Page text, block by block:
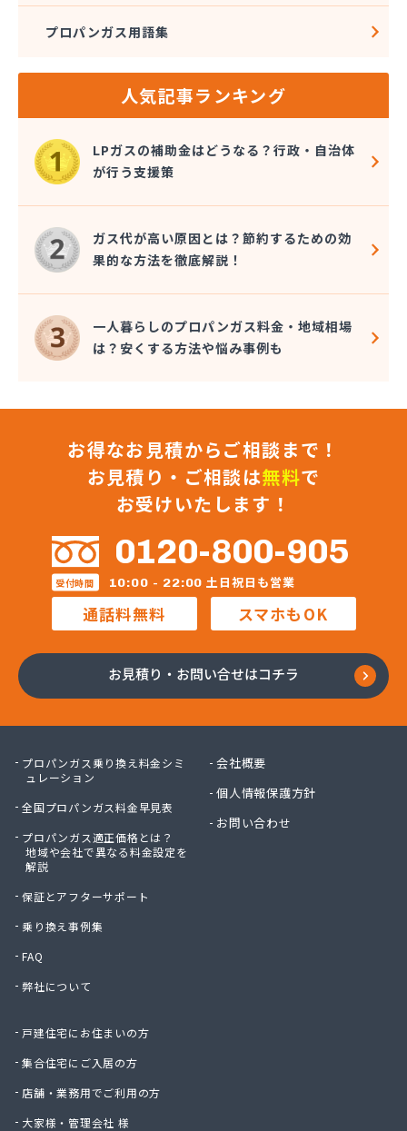
西日本石油瓦斯株式会社
大一ガス株式会社
大一ガス株式会社 東予営業所
大一ガス株式会社 南予営業所
大一ガス株式会社 四国中央営業所
大一ガス株式会社 宇和島営業所
大和酸素工業株式会社
朝日燃料店
長谷川ガス株式会社
長谷川酸素株式会社
東予液化ガス株式会社 オートガス南高下営業所
東予液化ガス株式会社 喜田村事業所
東予液化ガス株式会社 本社
藤村石油株式会社 エネルギー事業部-松山
藤村石油株式会社 本社
南予ガス協業組合
日豊ガス
日野燃料店有限会社
八原産業
美須賀燃料店
武智燃料店
福泉株式会社
宝ガス株式会社
毛利燃料店
木村プロパン
有限会社ニッタンガス
有限会社ヨコガワ
有限会社越智商会
有限会社吉井プロパン
有限会社玉川液化ガス
有限会社溝田石油
有限会社坂東ガス店
有限会社三翔ガス
有限会社小野商店
有限会社昭英ガス
有限会社椙野ガス
有限会社石丸ガス商会
有限会社大政ガス
有限会社大西太商店
プロパンガス用語集
人気記事ランキング
LPガスの補助金はどうなる？行政・自治体
が行う支援策
ガス代が高い原因とは？節約するための効
果的な方法を徹底解説！
一人暮らしのプロパンガス料金・地域相場
は？安くする方法や悩み事例も
お得なお見積からご相談まで！
お見積り・ご相談は無料で
お受けいたします！
0120-800-905
受付時間 10:00 - 22:00 土日祝日も営業
通話料無料 スマホもOK
お見積り・お問い合せはコチラ
プロパンガス乗り換え料金シミ
ュレーション
全国プロパンガス料金早見表
プロパンガス適正価格とは？
地域や会社で異なる料金設定を
解説
保証とアフターサポート
乗り換え事例集
FAQ
弊社について
戸建住宅にお住まいの方
集合住宅にご入居の方
店舗・業務用でご利用の方
大家様・管理会社 様
会社概要
個人情報保護方針
お問い合わせ